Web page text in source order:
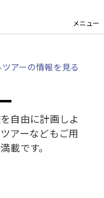
メニュー
アーの情報を見る
自由に計画しよ
アーなどもご用
載です。